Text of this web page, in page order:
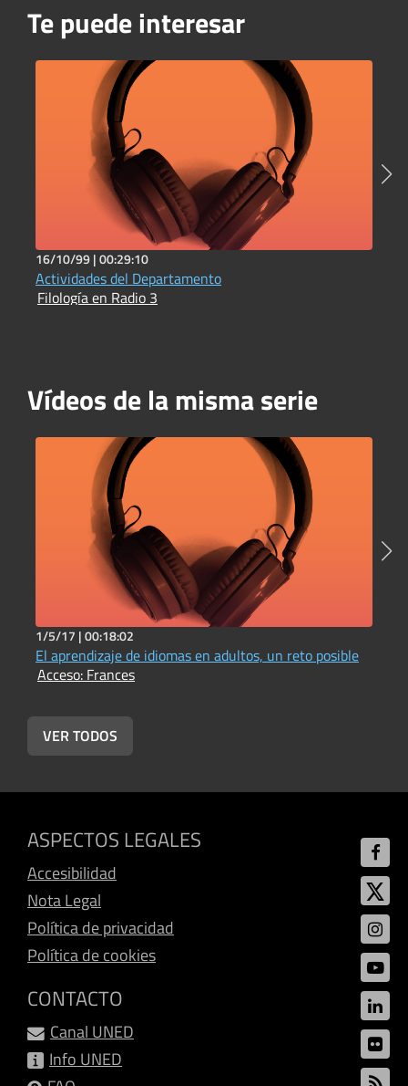
Te puede interesar
16/10/99 |00:29:10
Actividades del Departamento
Filología en Radio 3
Vídeos de la misma serie
1/5/17 |00:18:02
El aprendizaje de idiomas en adultos, un reto posible
Acceso: Frances
VER TODOS
ASPECTOS LEGALES
Accesibilidad
Nota Legal
Política de privacidad
Política de cookies
CONTACTO
Canal UNED
Info UNED